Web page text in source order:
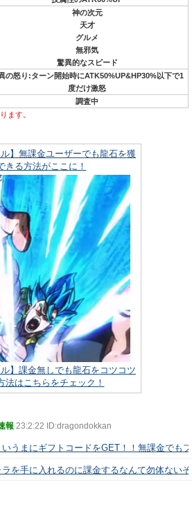
神の次元
天才
グルメ
無邪気
驚異的なスピード
の怒り:ターン開始時にATK50%UP&HP30%以下で1
度だけ激怒
調査中
ます。
ル】無課金ユーザーでも龍石を獲
きる方法がここに！
ル】課金無しでも龍石をコツコツ
法はこちらをチェック！
報 23:2:22 ID:dragondokkan
いうまにギフトコードをGET！！無課金でも
ラを手に入れるのに課金するなんて勿体ない